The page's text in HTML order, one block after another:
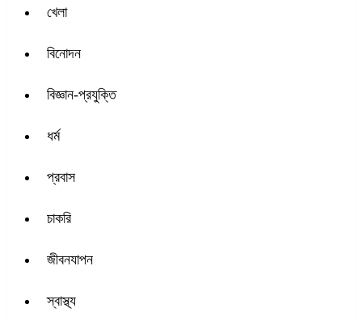
খেলা
বিনোদন
বিজ্ঞান-প্রযুক্তি
ধর্ম
প্রবাস
চাকরি
জীবনযাপন
স্বাস্থ্য